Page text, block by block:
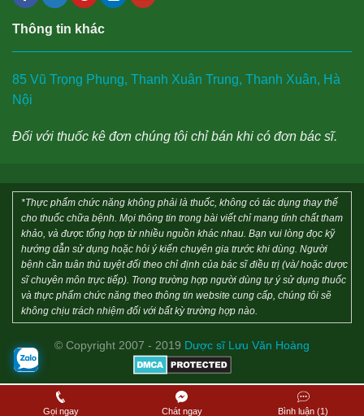
Thông tin khác
85 Vũ Trọng Phụng, Thanh Xuân Trung, Thanh Xuân, Hà
Nội
Đối với thuốc kê đơn chúng tôi chỉ bán khi có đơn bác sĩ.
*Thực phẩm chức năng không phải là thuốc, không có tác dụng thay thế
cho thuốc chữa bệnh. Mọi thông tin trong bài viết chỉ mang tính chất tham
khảo, và được tổng hợp từ nhiều nguồn khác nhau. Bạn vui lòng đọc kỹ
hướng dẫn sử dụng hoặc hỏi ý kiến chuyên gia trước khi dùng. Người
bệnh cần tuân thủ tuyệt đối theo chỉ định của bác sĩ điều trị (và/ hoặc dược
sĩ chuyên môn trực tiếp). Trong trường hợp người dùng tự ý sử dụng thuốc
và thực phẩm chức năng theo thông tin website cung cấp, chúng tôi sẽ
không chịu trách nhiệm đối với bất kỳ trường hợp nào.
© Copyright 2007 - 2019 Dược sĩ Lưu Văn Hoàng
Gọi ngay Chát ngay Bình luận (1)